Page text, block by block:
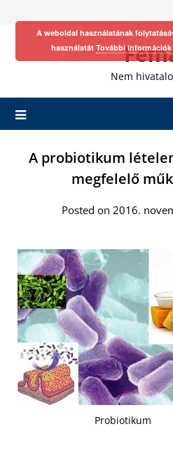
Nem
A probiotikum
megfelelő
Posted on 2016.
Probiotikum
A weboldal használatának
használatát További információk